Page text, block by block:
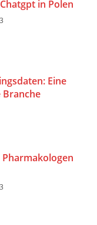
in Polen
Eine